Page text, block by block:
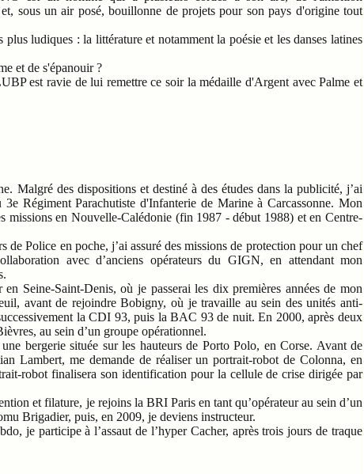
sous un air posé, bouillonne de projets pour son pays d'origine tout
plus ludiques : la littérature et notamment la poésie et les danses latines
et de s'épanouir ?
est ravie de lui remettre ce soir la médaille d'Argent avec Palme et
Malgré des dispositions et destiné à des études dans la publicité, j’ai
Régiment Parachutiste d'Infanterie de Marine à Carcassonne. Mon
missions en Nouvelle-Calédonie (fin 1987 - début 1988) et en Centre-
de Police en poche, j’ai assuré des missions de protection pour un chef
avec d’anciens opérateurs du GIGN, en attendant mon
Seine-Saint-Denis, où je passerai les dix premières années de mon
avant de rejoindre Bobigny, où je travaille au sein des unités anti-
la CDI 93, puis la BAC 93 de nuit. En 2000, après deux
au sein d’un groupe opérationnel.
bergerie située sur les hauteurs de Porto Polo, en Corse. Avant de
Lambert, me demande de réaliser un portrait-robot de Colonna, en
robot finalisera son identification pour la cellule de crise dirigée par
et filature, je rejoins la BRI Paris en tant qu’opérateur au sein d’un
Brigadier, puis, en 2009, je deviens instructeur.
je participe à l’assaut de l’hyper Cacher, après trois jours de traque